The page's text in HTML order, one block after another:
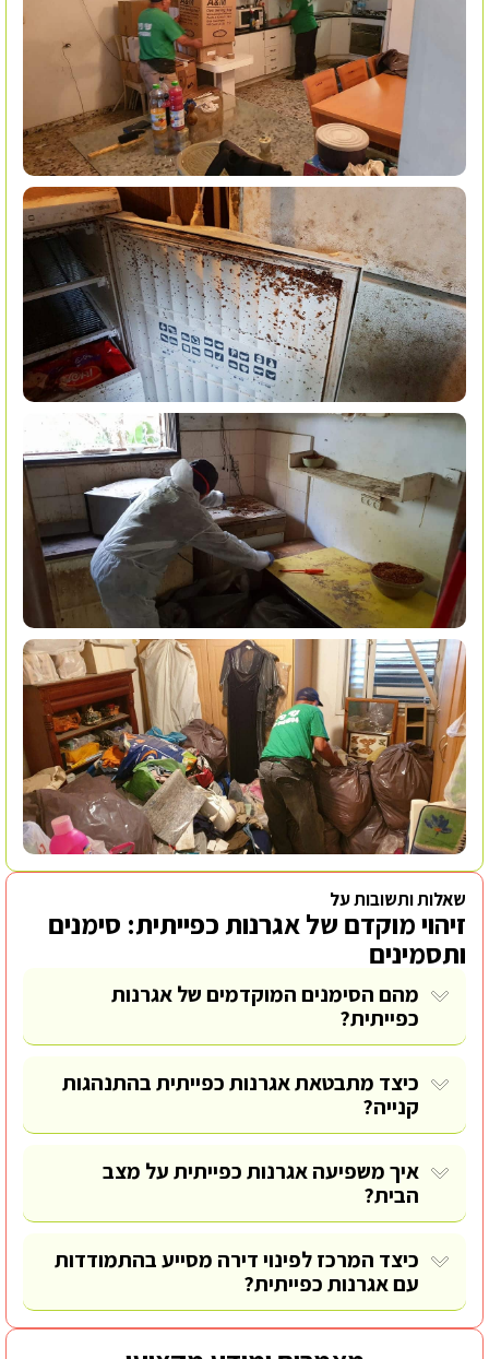
שאלות ותשובות על
זיהוי מוקדם של אגרנות כפייתית: סימנים
ותסמינים
מהם הסימנים המוקדמים של אגרנות
כפייתית?
כיצד מתבטאת אגרנות כפייתית בהתנהגות
קנייה?
איך משפיעה אגרנות כפייתית על מצב
הבית?
כיצד המרכז לפינוי דירה מסייע בהתמודדות
עם אגרנות כפייתית?